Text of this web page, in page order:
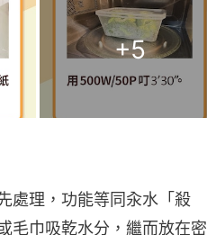
+5
處理，功能等同汆水「殺
毛巾吸乾水分，繼而放在密